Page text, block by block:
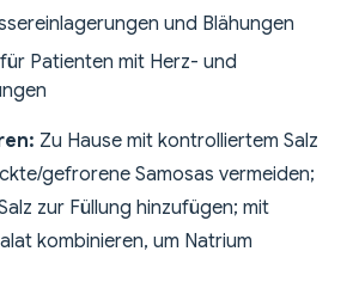
und Blähungen
Patienten mit Herz- und
Zu Hause mit kontrolliertem Salz
gefrorene Samosas vermeiden;
zur Füllung hinzufügen; mit
kombinieren, um Natrium